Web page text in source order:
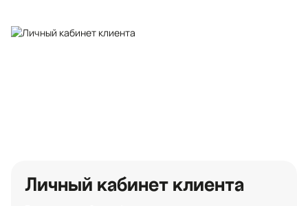
Личный кабинет клиента